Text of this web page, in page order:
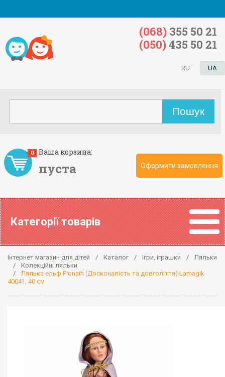
Ваша корзина:
пуста
0
Оформити замовлення
RU UA
(068) 355 50 21
(050) 435 50 21
Категорії товарів
Інтернет магазин для дітей Каталог Ігри, іграшки
Ляльки
Колекційні ляльки
Лялька ельф Fionaih (Досконалість та довголіття) Lamagik
40041, 40 см